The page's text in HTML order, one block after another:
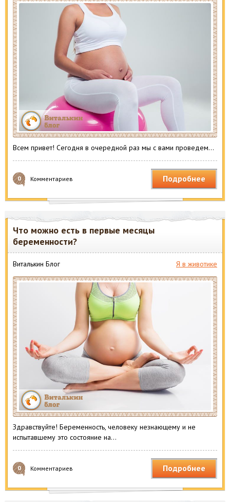
Всем привет! Сегодня в очередной раз мы с вами проведем…
0 Комментариев Подробнее
Что можно есть в первые месяцы
беременности?
Виталькин Блог Я в животике
Здравствуйте! Беременность, человеку незнающему и не
испытавшему это состояние на…
0 Комментариев Подробнее